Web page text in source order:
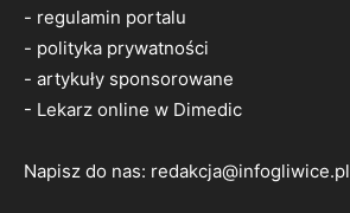
- regulamin portalu
- polityka prywatności
- artykuły sponsorowane
- Lekarz online w Dimedic
Napisz do nas: redakcja@infogliwice.pl